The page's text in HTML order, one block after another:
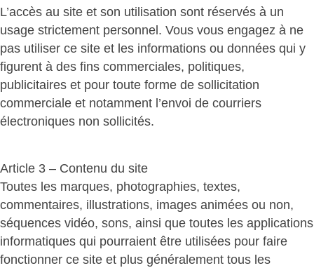
L’accès au site et son utilisation sont réservés à un
usage strictement personnel. Vous vous engagez à ne
pas utiliser ce site et les informations ou données qui y
figurent à des fins commerciales, politiques,
publicitaires et pour toute forme de sollicitation
commerciale et notamment l’envoi de courriers
électroniques non sollicités.
Article 3 – Contenu du site
Toutes les marques, photographies, textes,
commentaires, illustrations, images animées ou non,
séquences vidéo, sons, ainsi que toutes les applications
informatiques qui pourraient être utilisées pour faire
fonctionner ce site et plus généralement tous les